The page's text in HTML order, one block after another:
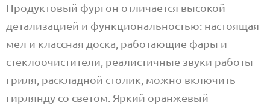
Продуктовый фургон отличается высокой
детализацией и функциональностью: настоящая
мел и классная доска, работающие фары и
стеклоочистители, реалистичные звуки работы
гриля, раскладной столик, можно включить
гирлянду со светом. Яркий оранжевый